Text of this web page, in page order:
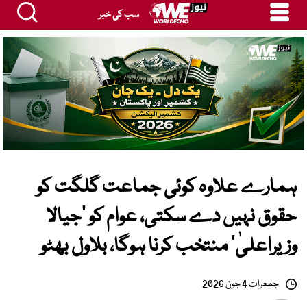
سب کی خبر
ہمارے علاوہ کوئی جماعت گلگت کو
حقوق نہیں دے سکتی، عوام کو ’جیالا
وزیراعلیٰ‘ منتخب کرنا ہوگا، بلاول بھٹو
جمعرات 4 جون 2026